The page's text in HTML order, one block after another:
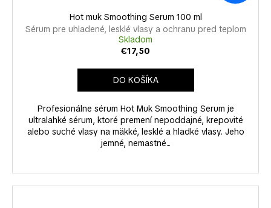
Hot muk Smoothing Serum 100 ml
Sérum pre uhladené, lesklé vlasy a ochranu pred teplom
Skladom
€17,50
DO KOŠÍKA
Profesionálne sérum Hot Muk Smoothing Serum je
ultralahké sérum, ktoré premení nepoddajné, krepovité
alebo suché vlasy na mäkké, lesklé a hladké vlasy. Jeho
jemné, nemastné...